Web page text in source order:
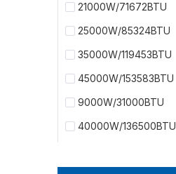
21000W/71672BTU
25000W/85324BTU
35000W/119453BTU
45000W/153583BTU
9000W/31000BTU
40000W/136500BTU